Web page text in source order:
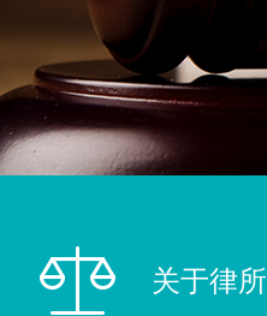
关于律所